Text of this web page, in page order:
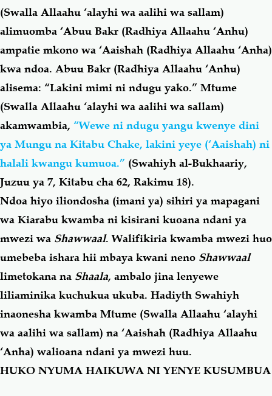
(Swalla Allaahu ‘alayhi wa aalihi wa sallam)
alimuomba ‘Abuu Bakr (Radhiya Allaahu ‘Anhu)
ampatie mkono wa ‘Aaishah (Radhiya Allaahu ‘Anha)
kwa ndoa. Abuu Bakr (Radhiya Allaahu ‘Anhu)
alisema: “Lakini mimi ni ndugu yako.” Mtume
(Swalla Allaahu ‘alayhi wa aalihi wa sallam)
akamwambia, “Wewe ni ndugu yangu kwenye dini
ya Mungu na Kitabu Chake, lakini yeye (‘Aaishah) ni
halali kwangu kumuoa.” (Swahiyh al-Bukhaariy,
Juzuu ya 7, Kitabu cha 62, Rakimu 18).
Ndoa hiyo iliondosha (imani ya) sihiri ya mapagani
wa Kiarabu kwamba ni kisirani kuoana ndani ya
mwezi wa Shawwaal. Walifikiria kwamba mwezi huo
umebeba ishara hii mbaya kwani neno Shawwaal
limetokana na Shaala, ambalo jina lenyewe
liliaminika kuchukua ukuba. Hadiyth Swahiyh
inaonesha kwamba Mtume (Swalla Allaahu ‘alayhi
wa aalihi wa sallam) na ‘Aaishah (Radhiya Allaahu
‘Anha) walioana ndani ya mwezi huu.
HUKO NYUMA HAIKUWA NI YENYE KUSUMBUA